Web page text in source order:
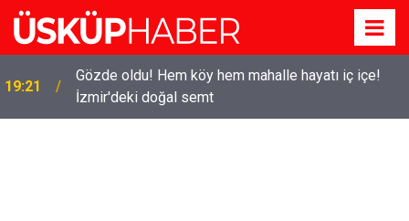
19:21
Gözde oldu! Hem köy hem mahalle hayatı iç içe!
İzmir'deki doğal semt